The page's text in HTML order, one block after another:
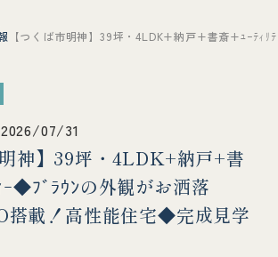
【つくば市明神】39坪・4LDK+納戸+書斎+ﾕｰﾃｨ
07/31
明神】39坪・4LDK+納戸+書
ｰ◆ﾌﾞﾗｳﾝの外観がお洒落
載！高性能住宅◆完成見学